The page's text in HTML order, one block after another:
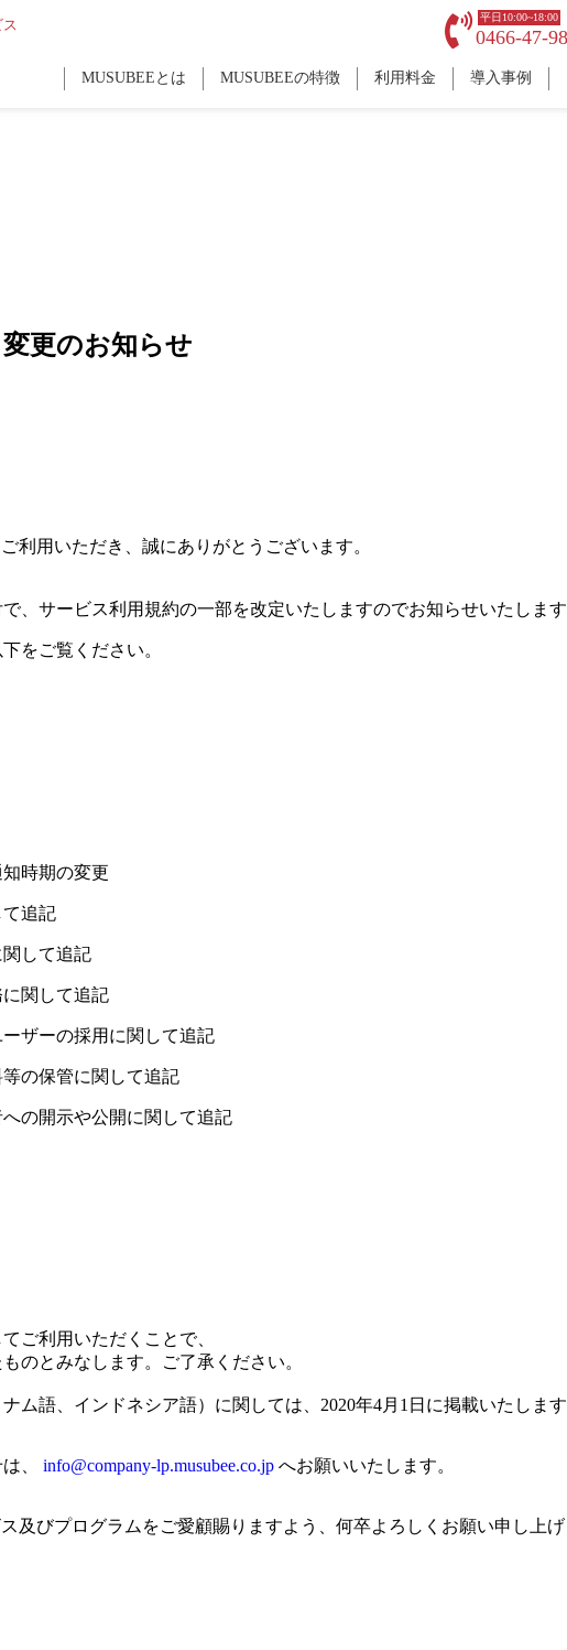
平日10:00~18:00
0466-47-
MUSUBEEとは MUSUBEEの特徴 利用料金 導入事例
更のお知らせ
利用いただき、誠にありがとうございます。
、サービス利用規約の一部を改定いたしますのでお知らせいたします
をご覧ください。
時期の変更
て追記
関して追記
に関して追記
ザーの採用に関して追記
の保管に関して追記
の開示や公開に関して追記
ご利用いただくことで、
のとみなします。ご了承ください。
ム語、インドネシア語）に関しては、2020年4月1日に掲載いたします
、 info@company-lp.musubee.co.jp へお願いいたします。
及びプログラムをご愛顧賜りますよう、何卒よろしくお願い申し上げ